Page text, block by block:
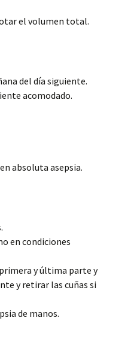
el volumen total.
del día siguiente.
acomodado.
absoluta asepsia.
en condiciones
y última parte y
y retirar las cuñas si
de manos.